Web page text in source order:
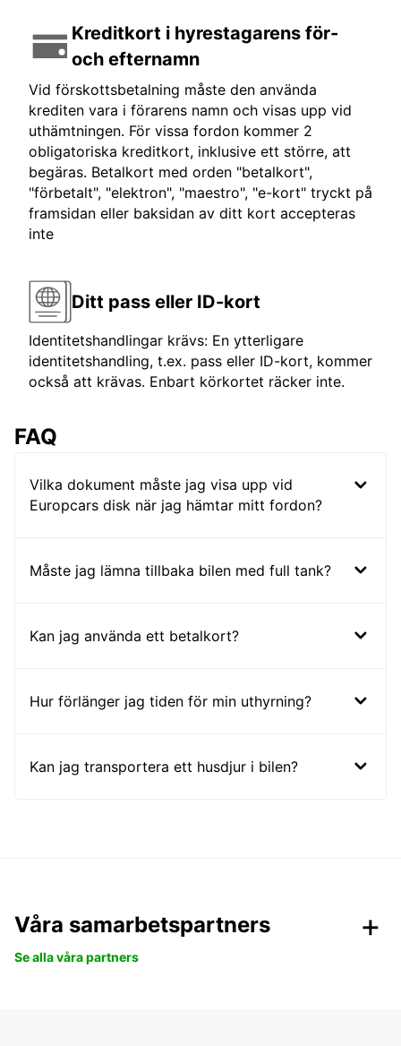
Kreditkort i hyrestagarens för-
och efternamn
Vid förskottsbetalning måste den använda
krediten vara i förarens namn och visas upp vid
uthämtningen. För vissa fordon kommer 2
obligatoriska kreditkort, inklusive ett större, att
begäras. Betalkort med orden "betalkort",
"förbetalt", "elektron", "maestro", "e-kort" tryckt på
framsidan eller baksidan av ditt kort accepteras
inte
Ditt pass eller ID-kort
Identitetshandlingar krävs: En ytterligare
identitetshandling, t.ex. pass eller ID-kort, kommer
också att krävas. Enbart körkortet räcker inte.
FAQ
Vilka dokument måste jag visa upp vid
Europcars disk när jag hämtar mitt fordon?
Måste jag lämna tillbaka bilen med full tank?
Kan jag använda ett betalkort?
Hur förlänger jag tiden för min uthyrning?
Kan jag transportera ett husdjur i bilen?
Våra samarbetspartners
Se alla våra partners